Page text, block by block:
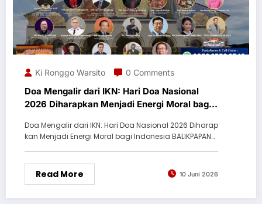
Ki Ronggo Warsito 0 Comments
Doa Mengalir dari IKN: Hari Doa Nasional
2026 Diharapkan Menjadi Energi Moral bagi
Doa Mengalir dari IKN: Hari Doa Nasional 2026 Diharap
kan Menjadi Energi Moral bagi Indonesia BALIKPAPAN…
Read More 10 Juni 2026